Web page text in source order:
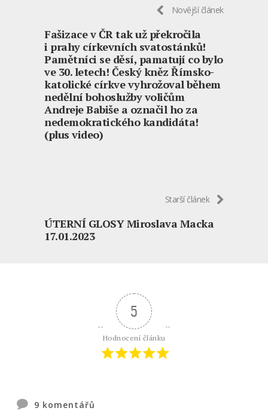
Novější článek
Fašizace v ČR tak už překročila
i prahy církevních svatostánků!
Pamětníci se děsí, pamatují co bylo
ve 30. letech! Český kněz Římsko-
katolické církve vyhrožoval během
nedělní bohoslužby voličům
Andreje Babiše a označil ho za
nedemokratického kandidáta!
(plus video)
Starší článek
ÚTERNÍ GLOSY Miroslava Macka
17.01.2023
5
Hodnocení článku
9 komentářů